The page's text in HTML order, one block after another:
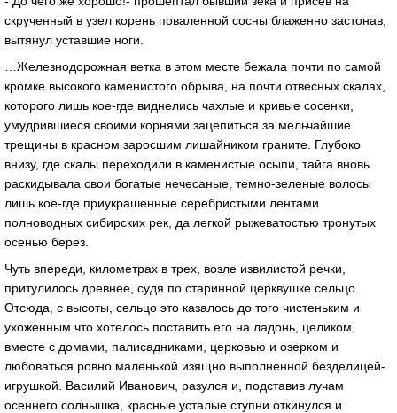
скрученный в узел корень поваленной сосны блаженно застонав,
вытянул уставшие ноги.
…Железнодорожная ветка в этом месте бежала почти по самой
кромке высокого каменистого обрыва, на почти отвесных скалах,
которого лишь кое-где виднелись чахлые и кривые сосенки,
умудрившиеся своими корнями зацепиться за мельчайшие
трещины в красном заросшим лишайником граните. Глубоко
внизу, где скалы переходили в каменистые осыпи, тайга вновь
раскидывала свои богатые нечесаные, темно-зеленые волосы
лишь кое-где приукрашенные серебристыми лентами
полноводных сибирских рек, да легкой рыжеватостью тронутых
осенью берез.
Чуть впереди, километрах в трех, возле извилистой речки,
притулилось древнее, судя по старинной церквушке сельцо.
Отсюда, с высоты, сельцо это казалось до того чистеньким и
ухоженным что хотелось поставить его на ладонь, целиком,
вместе с домами, палисадниками, церковью и озерком и
любоваться ровно маленькой изящно выполненной безделицей-
игрушкой. Василий Иванович, разулся и, подставив лучам
осеннего солнышка, красные усталые ступни откинулся и